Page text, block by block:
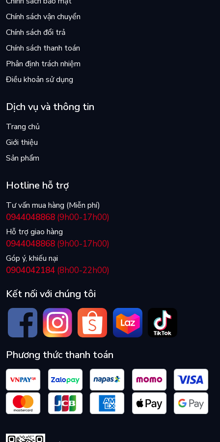
Chính sách vận chuyển
Chính sách đổi trả
Chính sách thanh toán
Phân định trách nhiệm
Điều khoản sử dụng
Dịch vụ và thông tin
Trang chủ
Giới thiệu
Sản phẩm
Hotline hỗ trợ
Tư vấn mua hàng (Miễn phí)
0944048868 (9h00-17h00)
Hỗ trợ giao hàng
0944048868 (9h00-17h00)
Góp ý, khiếu nại
0904042184 (8h00-22h00)
Kết nối với chúng tôi
Phương thức thanh toán